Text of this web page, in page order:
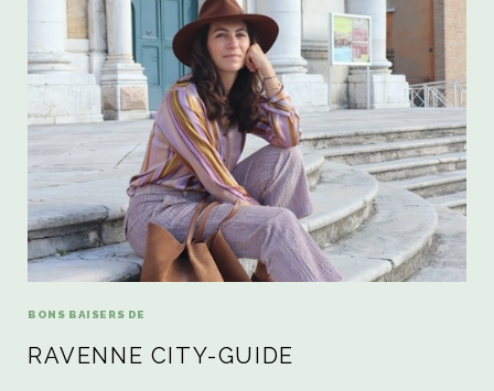
BONS BAISERS DE
RAVENNE CITY-GUIDE